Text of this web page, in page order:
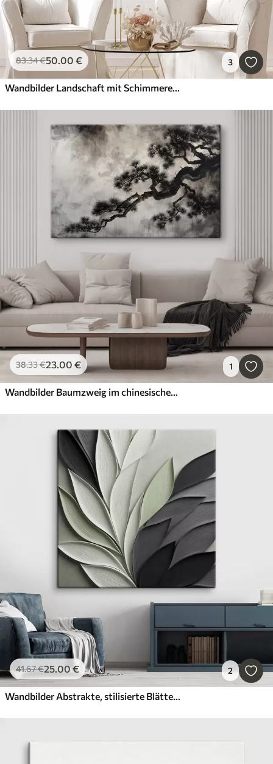
83.34€50.00 € 3
Wandbilder Landschaft mit Schimmereffekt in einer Beige-Farbpalette im dreidimensionalen Grafikstil
38.33€23.00 € 1
Wandbilder Baumzweig im chinesischen Stil
41.67€25.00€ 2
Wandbilder Abstrakte, stilisierte Blätter in Grau-, Weiß- und gedämpften Grüntönen